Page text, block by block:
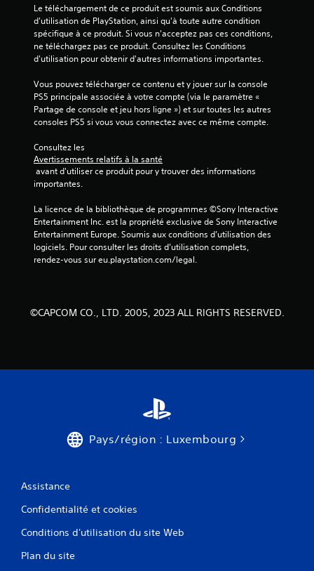
0
8
a
v
s
Le téléchargement de ce produit est soumis aux Conditions
d'utilisation de PlayStation, ainsi qu'à toute autre condition
spécifique à ce produit. Si vous n'acceptez pas ces conditions,
ne téléchargez pas ce produit. Consultez les Conditions
d'utilisation pour obtenir d'autres informations importantes.
Vous pouvez télécharger ce contenu et y jouer sur la console
PS5 principale associée à votre compte (via le paramètre «
Partage de console et jeu hors ligne ») et sur toutes les autres
consoles PS5 si vous vous connectez avec ce même compte.
Consultez les
Avertissements relatifs à la santé
importantes.
La licence de la bibliothèque de programmes ©Sony Interactive
Entertainment Inc. est la propriété exclusive de Sony Interactive
Entertainment Europe. Soumis aux conditions d’utilisation des
logiciels. Pour consulter les droits d’utilisation complets,
rendez-vous sur eu.playstation.com/legal.
©CAPCOM CO., LTD. 2005, 2023 ALL RIGHTS RESERVED.
Pays/région : Luxembourg
Assistance
Confidentialité et cookies
Conditions d'utilisation du site Web
Plan du site